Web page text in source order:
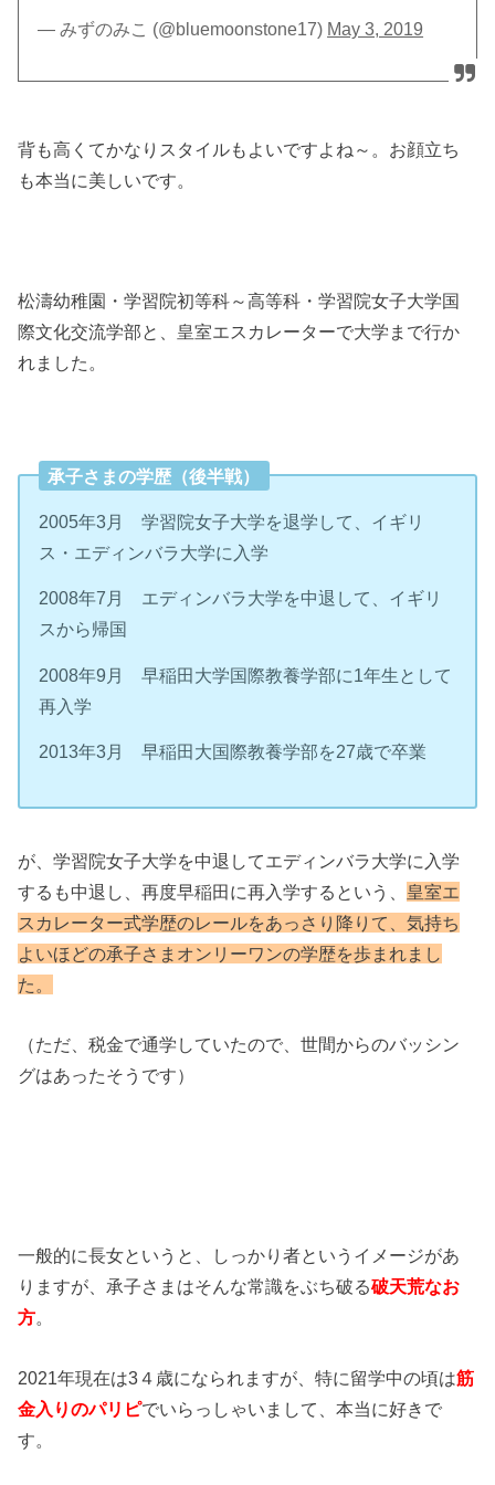
— みずのみこ (@bluemoonstone17) May 3, 2019
背も高くてかなりスタイルもよいですよね～。お顔立ち
も本当に美しいです。
松濤幼稚園・学習院初等科～高等科・学習院女子大学国
際文化交流学部と、皇室エスカレーターで大学まで行か
れました。
承子さまの学歴（後半戦）
2005年3月 学習院女子大学を退学して、イギリ
ス・エディンバラ大学に入学
2008年7月 エディンバラ大学を中退して、イギリ
スから帰国
2008年9月 早稲田大学国際教養学部に1年生として
再入学
2013年3月 早稲田大国際教養学部を27歳で卒業
が、学習院女子大学を中退してエディンバラ大学に入学
するも中退し、再度早稲田に再入学するという、 皇室エ
スカレーター式学歴のレールをあっさり降りて、気持ち
よいほどの承子さまオンリーワンの学歴を歩まれまし
た。
（ただ、税金で通学していたので、世間からのバッシン
グはあったそうです）
一般的に長女というと、しっかり者というイメージがあ
りますが、承子さまはそんな常識をぶち破る破天荒なお
方。
2021年現在は3４歳になられますが、特に留学中の頃は筋
金入りのパリピでいらっしゃいまして、本当に好きで
す。